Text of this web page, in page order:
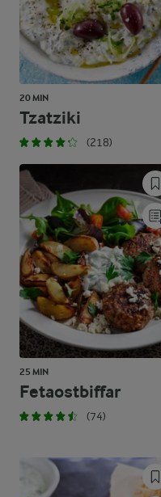
20 MIN
Tzatziki
(218)
25 MIN
Fetaostbiffar
(74)